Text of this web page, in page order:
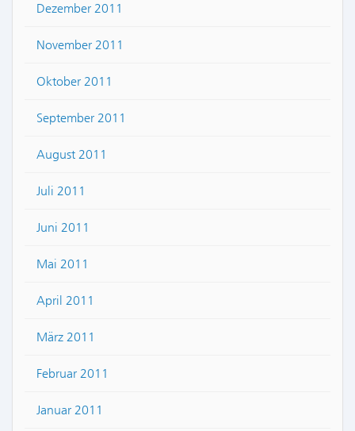
Dezember 2011
November 2011
Oktober 2011
September 2011
August 2011
Juli 2011
Juni 2011
Mai 2011
April 2011
März 2011
Februar 2011
Januar 2011